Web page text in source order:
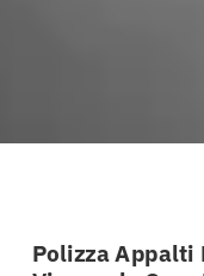
Polizza Appalti